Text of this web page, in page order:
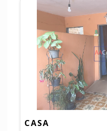
CASA